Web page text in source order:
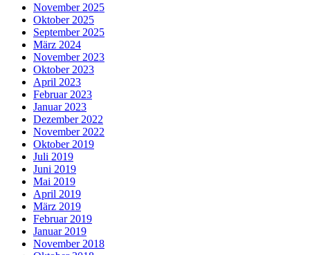
November 2025
Oktober 2025
September 2025
März 2024
November 2023
Oktober 2023
April 2023
Februar 2023
Januar 2023
Dezember 2022
November 2022
Oktober 2019
Juli 2019
Juni 2019
Mai 2019
April 2019
März 2019
Februar 2019
Januar 2019
November 2018